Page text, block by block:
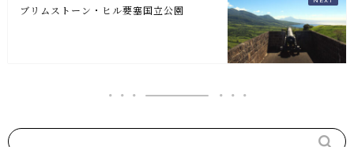
ブリムストーン・ヒル要塞国立公園